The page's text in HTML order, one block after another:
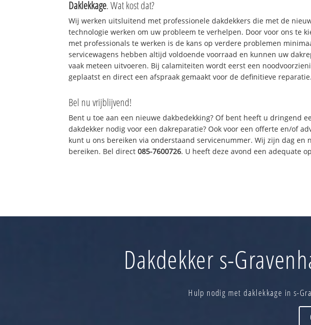
Daklekkage. Wat kost dat?
Wij werken uitsluitend met professionele dakdekkers die met de
technologie werken om uw probleem te verhelpen. Door voor ons te
met professionals te werken is de kans op verdere problemen
servicewagens hebben altijd voldoende voorraad en kunnen uw
vaak meteen uitvoeren. Bij calamiteiten wordt eerst een
geplaatst en direct een afspraak gemaakt voor de definitieve reparatie.
Bel nu vrijblijvend!
Bent u toe aan een nieuwe dakbedekking? Of bent heeft u dringend
dakdekker nodig voor een dakreparatie? Ook voor een offerte en/of
kunt u ons bereiken via onderstaand servicenummer. Wij zijn dag en
bereiken. Bel direct085-7600726. U heeft deze avond een adequate
Dakdekker s-
Hulp nodig met daklekkage in s-